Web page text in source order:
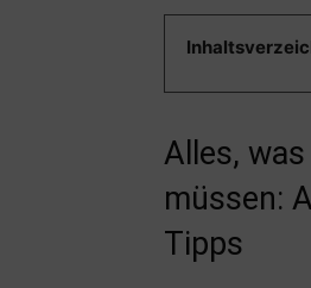
Alles,
müssen:
Tipps